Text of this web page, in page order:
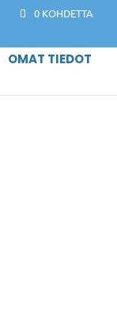
0 KOHDETTA
OMAT TIEDOT